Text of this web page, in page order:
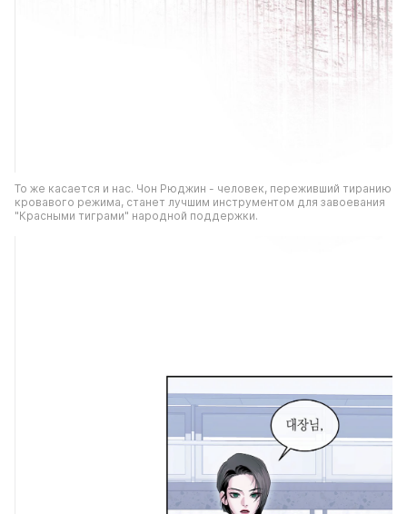
То же касается и нас. Чон Рюджин - человек, переживший тиранию
кровавого режима, станет лучшим инструментом для завоевания
"Красными тиграми" народной поддержки.